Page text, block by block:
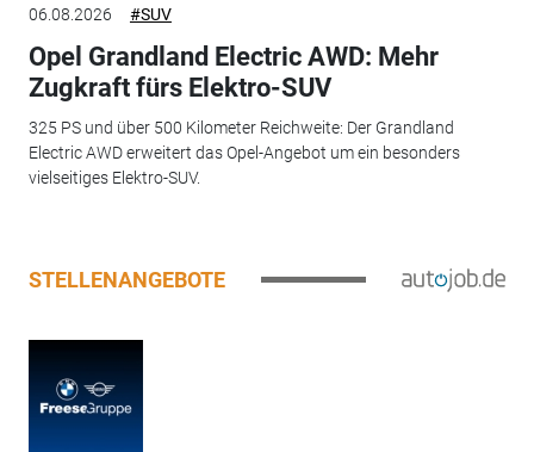
06.08.2026 #SUV
Opel Grandland Electric AWD: Mehr
Zugkraft fürs Elektro-SUV
325 PS und über 500 Kilometer Reichweite: Der Grandland
Electric AWD erweitert das Opel-Angebot um ein besonders
vielseitiges Elektro-SUV.
STELLENANGEBOTE